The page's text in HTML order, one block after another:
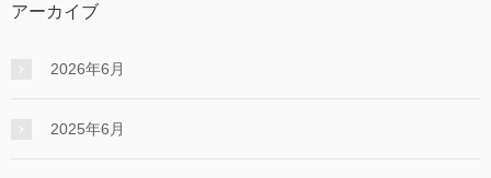
アーカイブ
2026年6月
2025年6月